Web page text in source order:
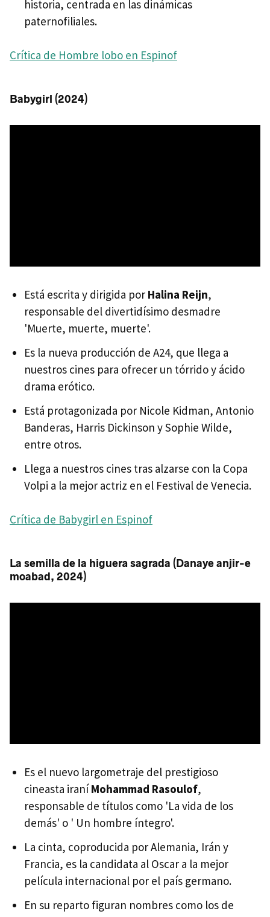
historia, centrada en las dinámicas
paternofiliales.
Crítica de Hombre lobo en Espinof
Babygirl (2024)
Está escrita y dirigida por Halina Reijn,
responsable del divertidísimo desmadre
'Muerte, muerte, muerte'.
Es la nueva producción de A24, que llega a
nuestros cines para ofrecer un tórrido y ácido
drama erótico.
Está protagonizada por Nicole Kidman, Antonio
Banderas, Harris Dickinson y Sophie Wilde,
entre otros.
Llega a nuestros cines tras alzarse con la Copa
Volpi a la mejor actriz en el Festival de Venecia.
Crítica de Babygirl en Espinof
La semilla de la higuera sagrada (Danaye anjir-e
moabad, 2024)
Es el nuevo largometraje del prestigioso
cineasta iraníMohammad Rasoulof,
responsable de títulos como 'La vida de los
demás' o ' Un hombre íntegro'.
La cinta, coproducida por Alemania, Irán y
Francia, es la candidata al Oscar a la mejor
película internacional por el país germano.
En su reparto figuran nombres como los de